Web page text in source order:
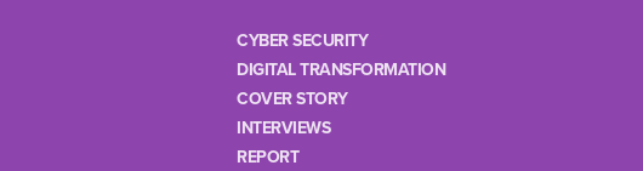
CYBER SECURITY
DIGITAL TRANSFORMATION
COVER STORY
INTERVIEWS
REPORT